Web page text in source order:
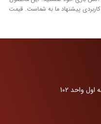
کاربردی پیشنهاد ما به شماست. قیمت
برای نمایشی بی نظیر